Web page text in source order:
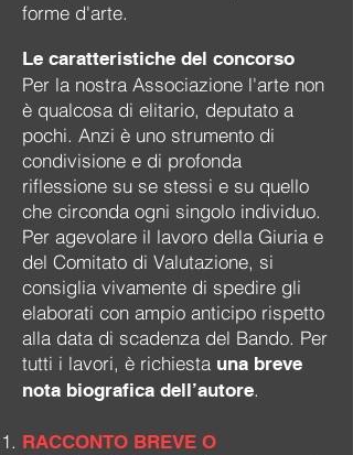
forme d'arte.
Le caratteristiche del concorso
Per la nostra Associazione l'arte non
è qualcosa di elitario, deputato a
pochi. Anzi è uno strumento di
condivisione e di profonda
riflessione su se stessi e su quello
che circonda ogni singolo individuo.
Per agevolare il lavoro della Giuria e
del Comitato di Valutazione, si
consiglia vivamente di spedire gli
elaborati con ampio anticipo rispetto
alla data di scadenza del Bando. Per
tutti i lavori, è richiesta una breve
nota biografica dell’autore.
RACCONTO BREVE O